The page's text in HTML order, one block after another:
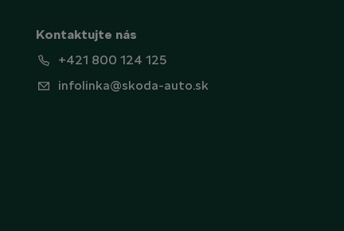
Kontaktujte nás
+421 800 124 125
infolinka@skoda-auto.sk